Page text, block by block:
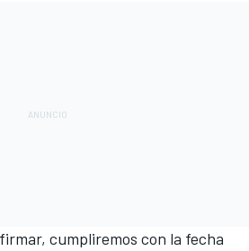
cumpliremos con la fecha